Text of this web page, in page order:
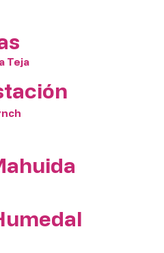
Teja